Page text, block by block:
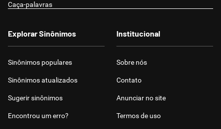
Caça-palavras
Explorar Sinônimos
Sinônimos populares
Sinônimos atualizados
Sugerir sinônimos
Encontrou um erro?
Institucional
Sobre nós
Contato
Anunciar no site
Termos de uso